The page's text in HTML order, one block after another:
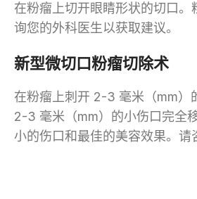
在粉瘤上切开眼睛形状的切口
询您的外科医生以获取建议。
新型微切口粉瘤切除术
在粉瘤上刺开 2-3 毫米（mm）
2-3 毫米（mm）的小伤口完全
小的伤口和最佳的美容效果。请